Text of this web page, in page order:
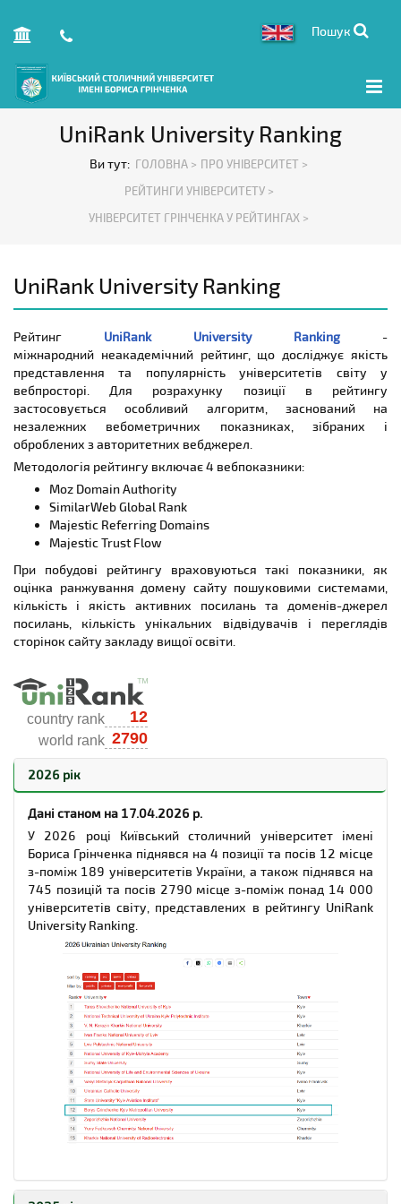
Пошук
UniRank University Ranking
Ви тут: ГОЛОВНА > ПРО УНІВЕРСИТЕТ >
РЕЙТИНГИ УНІВЕРСИТЕТУ >
УНІВЕРСИТЕТ ГРІНЧЕНКА У РЕЙТИНГАХ >
UniRank University Ranking
Рейтинг UniRank University Ranking -
міжнародний неакадемічний рейтинг, що досліджує якість
представлення та популярність університетів світу у
вебпросторі. Для розрахунку позиції в рейтингу
застосовується особливий алгоритм, заснований на
незалежних вебометричних показниках, зібраних і
оброблених з авторитетних вебджерел.
Методологія рейтингу включає 4 вебпоказники:
Moz Domain Authority
SimilarWeb Global Rank
Majestic Referring Domains
Majestic Trust Flow
При побудові рейтингу враховуються такі показники, як
оцінка ранжування домену сайту пошуковими системами,
кількість і якість активних посилань та доменів-джерел
посилань, кількість унікальних відвідувачів і переглядів
сторінок сайту закладу вищої освіти.
2026 рік
Дані станом на 17.04.2026 р.
У 2026 році Київський столичний університет імені
Бориса Грінченка піднявся на 4 позиції та посів 12 місце
з-поміж 189 університетів України, а також піднявся на
745 позицій та посів 2790 місце з-поміж понад 14 000
університетів світу, представлених в рейтингу UniRank
University Ranking.